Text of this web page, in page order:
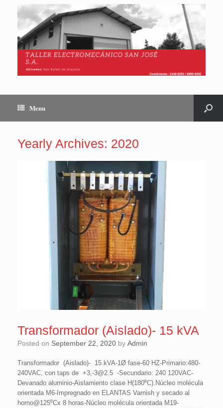
Menu
Yearly Archives: 2020
Transformador (Aislado)- 15 kVA
Posted on September 22, 2020 by Admin
Transformador (Aislado)- 15 kVA-1Ø fase-60 HZ-Primario:480-
240VAC, con taps de +3,-3@2.5 -Secundario: 240 120VAC-
Devanado aluminio-Aislamiento clase H(180⁰C).Núcleo molécula
orientada M6-Impregnado en ELANTAS Varnish y secado al
horno@125⁰Cx 8 horas-Núcleo molécula orientada M19-